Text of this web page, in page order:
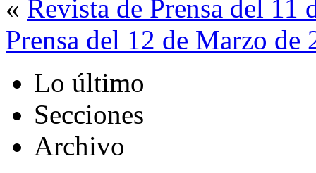
« Revista de Prensa del 11
Prensa del 12 de Marzo de
Lo último
Secciones
Archivo